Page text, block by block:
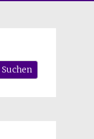
Suchen